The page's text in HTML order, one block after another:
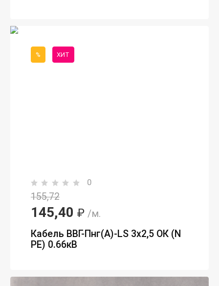
% ХИТ
0
155,72
145,40 ₽ /м.
Кабель ВВГ-Пнг(А)-LS 3х2,5 ОК (N
PE) 0.66кВ